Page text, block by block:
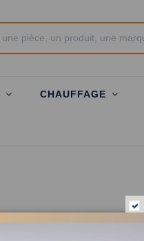
CHAUFFAGE